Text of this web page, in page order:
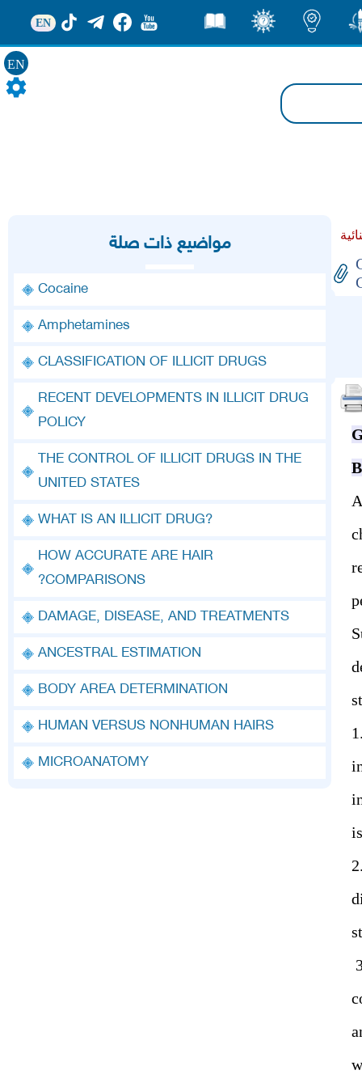
EN
EN
مواضيع ذات صلة
Cocaine
Amphetamines
CLASSIFICATION OF ILLICIT DRUGS
RECENT DEVELOPMENTS IN ILLICIT DRUG
POLICY
THE CONTROL OF ILLICIT DRUGS IN THE
UNITED STATES
?WHAT IS AN ILLICIT DRUG
HOW ACCURATE ARE HAIR
COMPARISONS?
DAMAGE, DISEASE, AND TREATMENTS
ANCESTRAL ESTIMATION
BODY AREA DETERMINATION
HUMAN VERSUS NONHUMAN HAIRS
MICROANATOMY